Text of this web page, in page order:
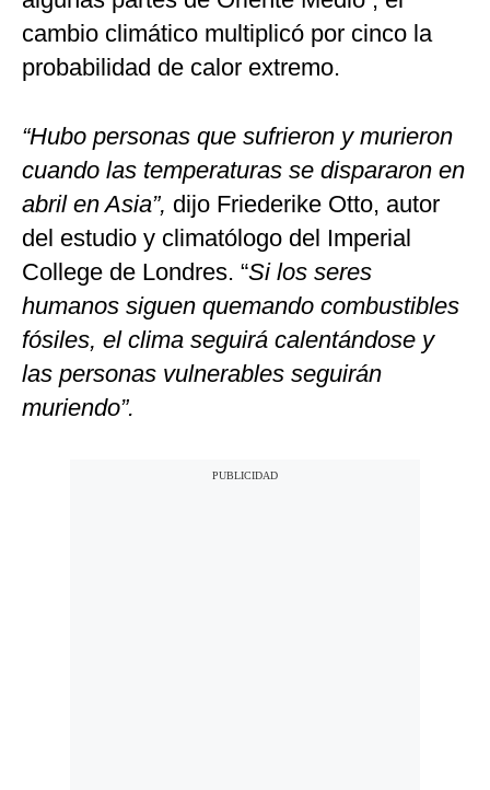
cambio climático multiplicó por cinco la
probabilidad de calor extremo.
“Hubo personas que sufrieron y murieron
cuando las temperaturas se dispararon en
abril en Asia”, dijo Friederike Otto, autor
del estudio y climatólogo del Imperial
College de Londres. “Si los seres
humanos siguen quemando combustibles
fósiles, el clima seguirá calentándose y
las personas vulnerables seguirán
muriendo”.